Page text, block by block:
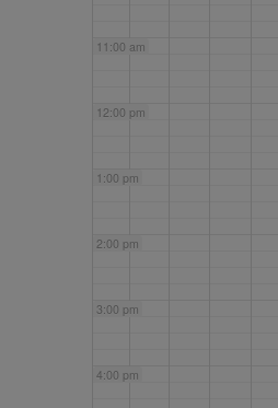
11:00 am
12:00 pm
1:00 pm
2:00 pm
3:00 pm
4:00 pm